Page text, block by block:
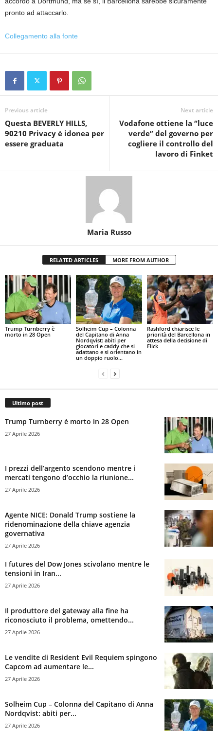
pronto ad attaccarlo.
Collegamento alla fonte
Previous article
Questa BEVERLY HILLS,
90210 Privacy è idonea per
essere graduata
Next article
Vodafone ottiene la “luce
verde” del governo per
cogliere il controllo del
lavoro di Finket
Maria Russo
RELATED ARTICLES MORE FROM AUTHOR
Trump Turnberry è
morto in 28 Open
Solheim Cup – Colonna
del Capitano di Anna
Nordqvist: abiti per
giocatori e caddy che si
adattano e si orientano in
un doppio ruolo...
Rashford chiarisce le
priorità del Barcellona in
attesa della decisione di
Flick
Ultimo post
Trump Turnberry è morto in 28 Open
27 Aprile 2026
I prezzi dell’argento scendono mentre i
mercati tengono d’occhio la riunione...
27 Aprile 2026
Agente NICE: Donald Trump sostiene la
ridenominazione della chiave agenzia
governativa
27 Aprile 2026
I futures del Dow Jones scivolano mentre le
tensioni in Iran...
27 Aprile 2026
Il produttore del gateway alla fine ha
riconosciuto il problema, omettendo...
27 Aprile 2026
Le vendite di Resident Evil Requiem spingono
Capcom ad aumentare le...
27 Aprile 2026
Solheim Cup – Colonna del Capitano di Anna
Nordqvist: abiti per...
27 Aprile 2026